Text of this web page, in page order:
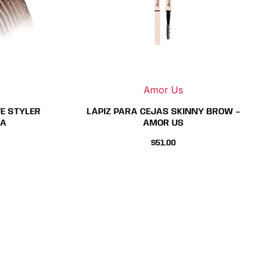
STYLER
Amor Us
se
pueden
elegir
de
producto
LÁPIZ PARA CEJAS SKINNY BROW –
AMOR US
$51.00
de
producto